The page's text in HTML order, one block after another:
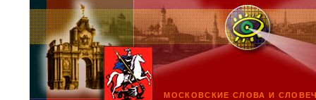
МОСКОВСКИЕ СЛОВА И